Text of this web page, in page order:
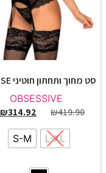
סט מחוך ותחתון חוטיני LAURISE
OBSESSIVE
₪419.90
₪314.92
L-XL
S-M